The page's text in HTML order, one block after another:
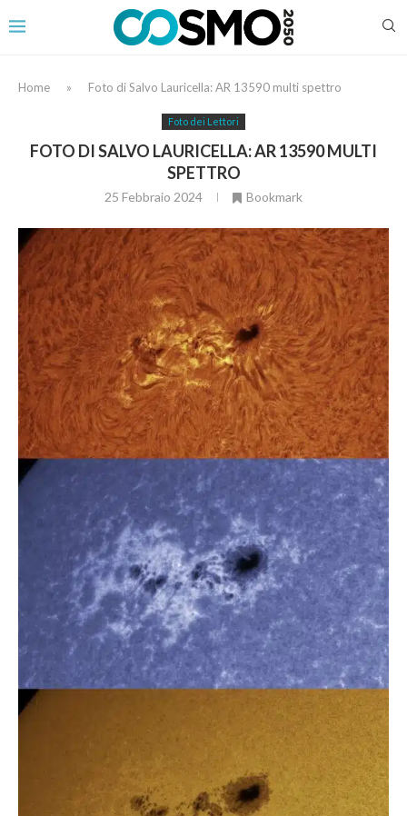
Home » Foto di Salvo Lauricella: AR 13590 multi spettro
Foto dei Lettori
FOTO DI SALVO LAURICELLA: AR 13590 MULTI
SPETTRO
25 Febbraio 2024 Bookmark